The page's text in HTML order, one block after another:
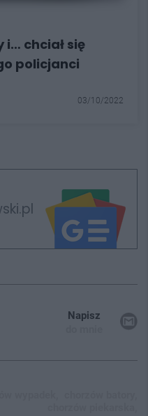
i… chciał się
policjanci
03/10/2022
Napisz